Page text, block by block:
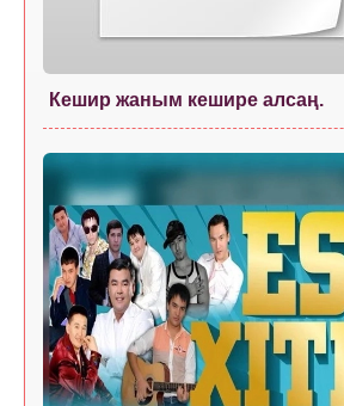
Кешир жаным кешире алсаң.